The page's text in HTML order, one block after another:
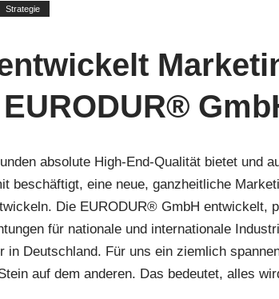
Strategie
absolute High-End-Qualität bietet und
beschäftigt, eine neue, ganzheitliche
Die EURODUR® GmbH entwickelt,
für nationale und internationale
in Deutschland. Für uns ein ziemlich
auf dem anderen. Das bedeutet, alles